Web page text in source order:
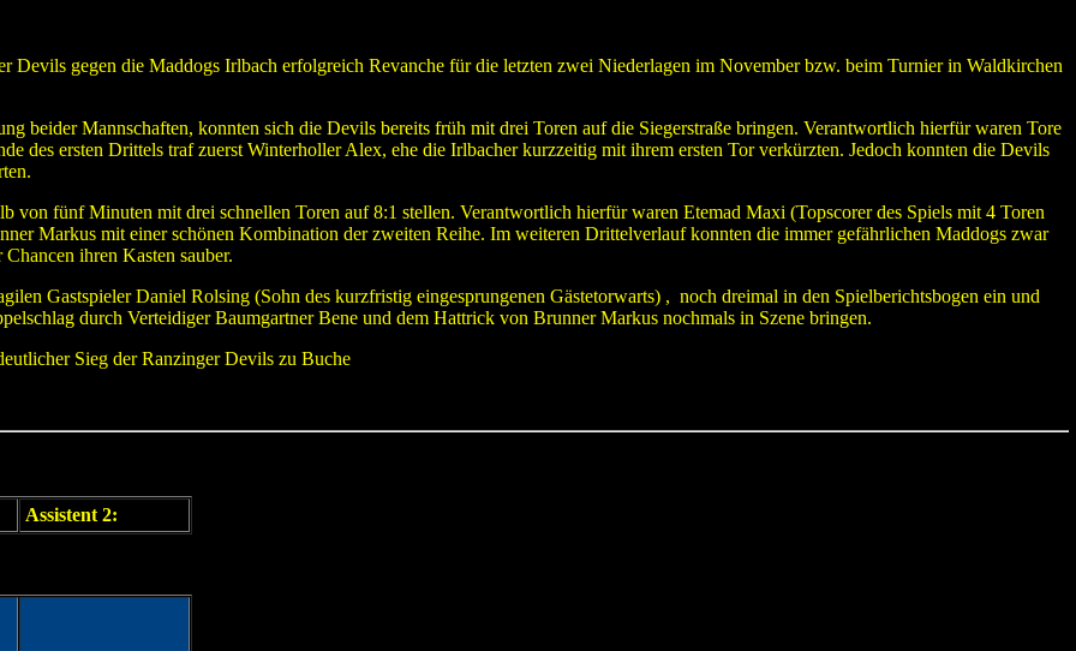
Devils gegen die Maddogs Irlbach erfolgreich Revanche für die letzten zwei Niederlagen im November bzw. beim Turnier in Waldkirchen
beider Mannschaften, konnten sich die Devils bereits früh mit drei Toren auf die Siegerstraße bringen. Verantwortlich hierfür waren Tore
des ersten Drittels traf zuerst Winterholler Alex, ehe die Irlbacher kurzzeitig mit ihrem ersten Tor verkürzten. Jedoch konnten die Devils
von fünf Minuten mit drei schnellen Toren auf 8:1 stellen. Verantwortlich hierfür waren Etemad Maxi (Topscorer des Spiels mit 4 Toren
Markus mit einer schönen Kombination der zweiten Reihe. Im weiteren Drittelverlauf konnten die immer gefährlichen Maddogs zwar
ihren Kasten sauber.
Gastspieler Daniel Rolsing (Sohn des kurzfristig eingesprungenen Gästetorwarts) , noch dreimal in den Spielberichtsbogen ein und
durch Verteidiger Baumgartner Bene und dem Hattrick von Brunner Markus nochmals in Szene bringen.
Sieg der Ranzinger Devils zu Buche
Assistent 2: